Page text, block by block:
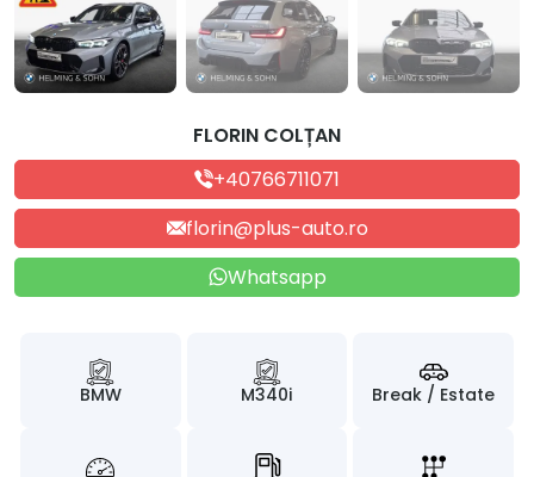
FLORIN COLȚAN
+40766711071
florin@plus-auto.ro
Whatsapp
BMW M340i Break / Estate